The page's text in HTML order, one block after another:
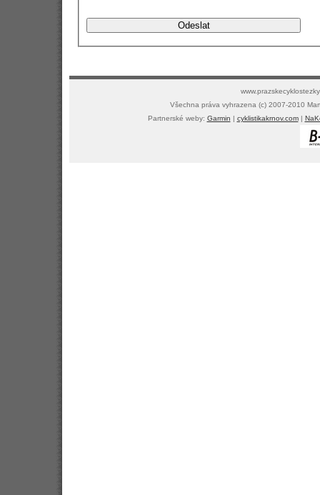
Všechna práva vyhrazena (c) 2007-2010
Partnerské weby: Garmin | cyklistikakrnov.com|